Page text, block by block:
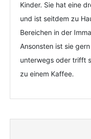
Kinder. Sie hat eine
und ist seitdem zu
Bereichen in der
Ansonsten ist sie
unterwegs oder trifft
zu einem Kaffee.